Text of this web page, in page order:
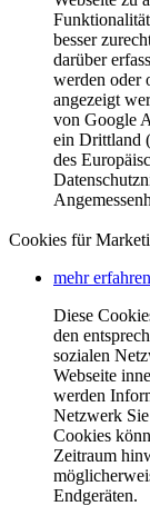
besser
darüber
werden oder
angezeigt
von Google
ein Drittland
des
Cookies für
mehr erfahren
Diese
den
sozialen
Webseite
werden
Netzwerk
Cookies
Zeitraum
Endgeräten.